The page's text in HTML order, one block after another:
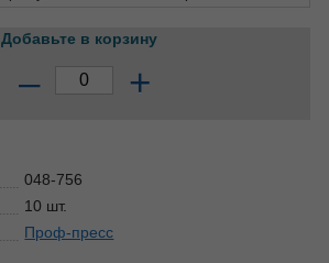
Добавьте в корзину
– +
048-756
10 шт.
Проф-пресс